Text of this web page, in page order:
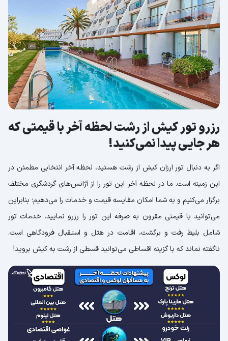
رزرو تور کیش از رشت لحظه آخر با قیمتی که
هر جایی پیدا نمی‌کنید!
اگر به دنبال تور ارزان کیش از رشت هستید، لحظه آخر انتخابی مطمئن در
این زمینه است. ما در لحظه آخر این تور را از آژانس‌های گردشگری مختلف
برگزار می‌کنیم و به شما امکان مقایسه قیمت و خدمات را می‌دهیم؛ بنابراین
می‌توانید با قیمتی مقرون به صرفه این تور را رزرو نمایید. خدمات تور
شامل بلیط رفت و برگشت، اقامت در هتل و استقبال فرودگاهی است.
ناگفته نماند که با گزینه اقساطی می‌توانید قسطی از رشت به کیش بروید!